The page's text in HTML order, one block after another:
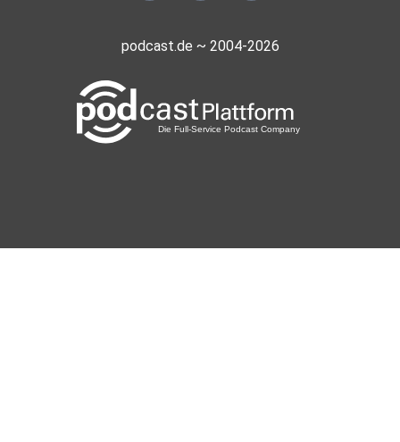
podcast.de ~ 2004-2026